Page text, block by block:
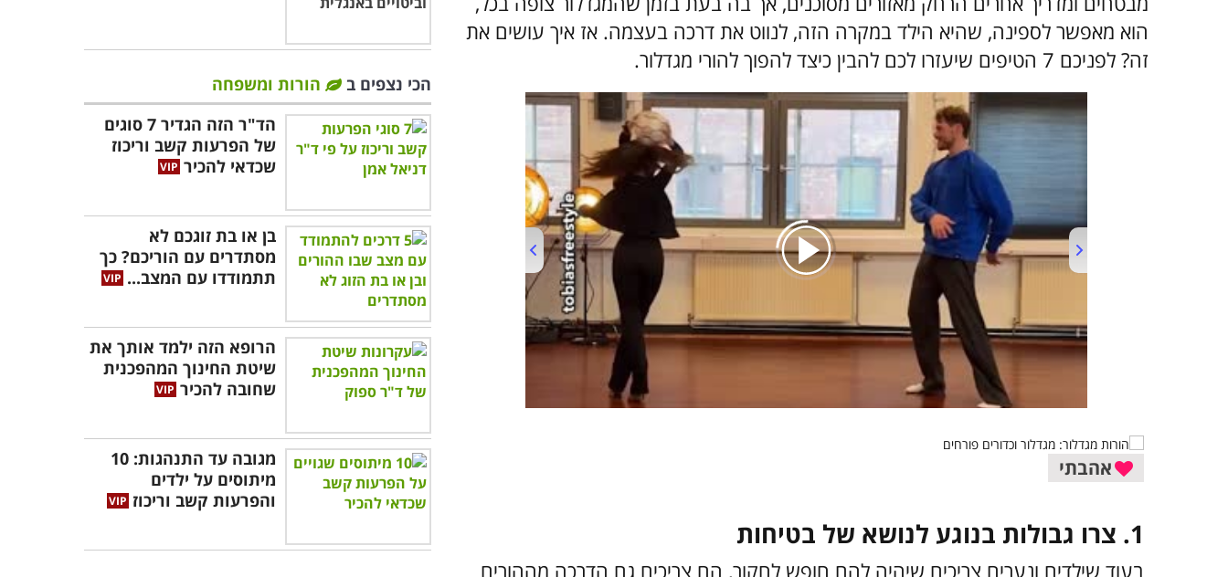
הוא מאפשר לספינה, שהיא הילד במקרה הזה, לנווט את דרכה בעצמה. אז איך עושים את
זה? לפניכם 7 הטיפים שיעזרו לכם להבין כיצד להפוך להורי מגדלור.
00:00/01:01
אהבתי
1. צרו גבולות בנוגע לנושא של בטיחות
בעוד שילדים ונערים צריכים שיהיה להם חופש לחקור, הם צריכים גם הדרכה מההורים
הכי נצפים ב
הורות ומשפחה
הד"ר הזה הגדיר 7 סוגים
של הפרעות קשב וריכוז
שכדאי להכיר
בן או בת זוגכם לא
מסתדרים עם הוריכם? כך
תתמודדו עם המצב...
הרופא הזה ילמד אותך את
שיטת החינוך המהפכנית
שחובה להכיר
מגובה עד התנהגות: 10
מיתוסים על ילדים
והפרעות קשב וריכוז